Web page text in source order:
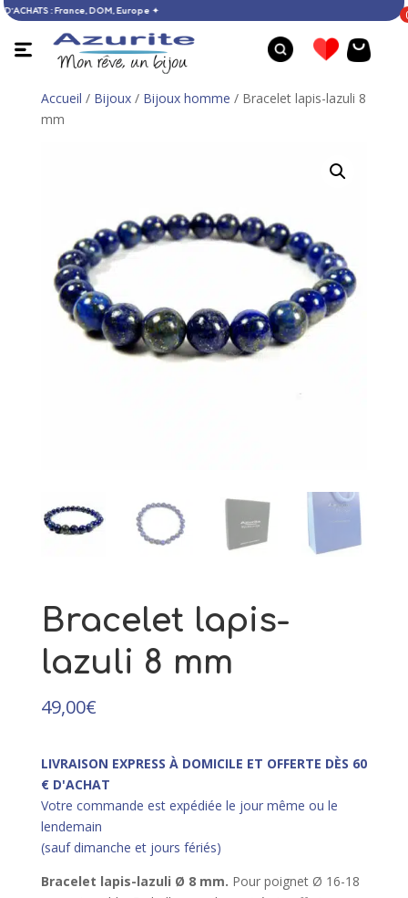
60 € D’ACHATS : France, DOM, Europe ✦
Accueil / Bijoux/ Bijoux homme / Bracelet lapis-lazuli 8
mm
Bracelet lapis-
lazuli 8 mm
49,00€
LIVRAISON EXPRESS À DOMICILE ET OFFERTE DÈS 60
€ D'ACHAT
Votre commande est expédiée le jour même ou le
lendemain
(sauf dimanche et jours fériés)
Bracelet lapis-lazuli Ø 8 mm. Pour poignet Ø 16-18